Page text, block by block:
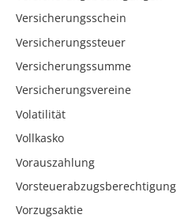
Versicherungsschein
Versicherungssteuer
Versicherungssumme
Versicherungsvereine
Volatilität
Vollkasko
Vorauszahlung
Vorsteuerabzugsberechtigung
Vorzugsaktie